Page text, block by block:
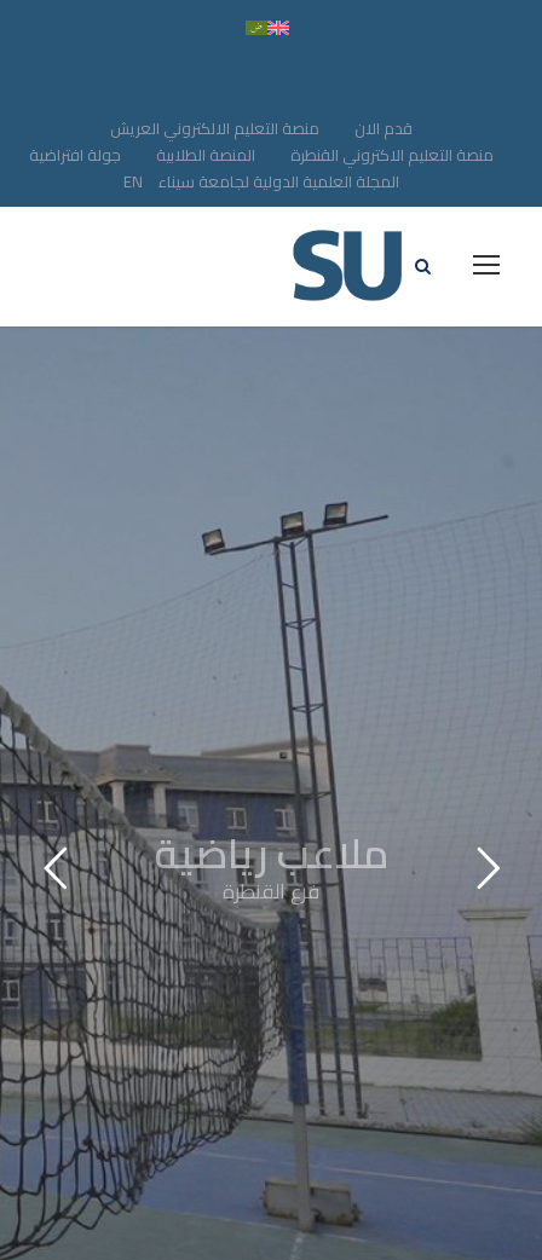
قدم الان
منصة التعليم الالكتروني العريش
منصة التعليم الاكتروني القنطرة
المنصة الطلابية
جولة افتراضية
المجلة العلمية الدولية لجامعة سيناء EN
ملاعب رياضية